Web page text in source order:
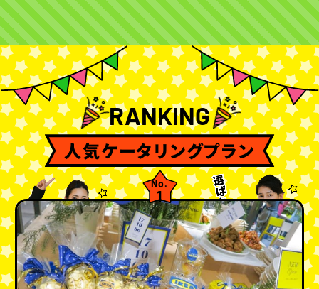
RANKING
人気ケータリングプラン
No.
1